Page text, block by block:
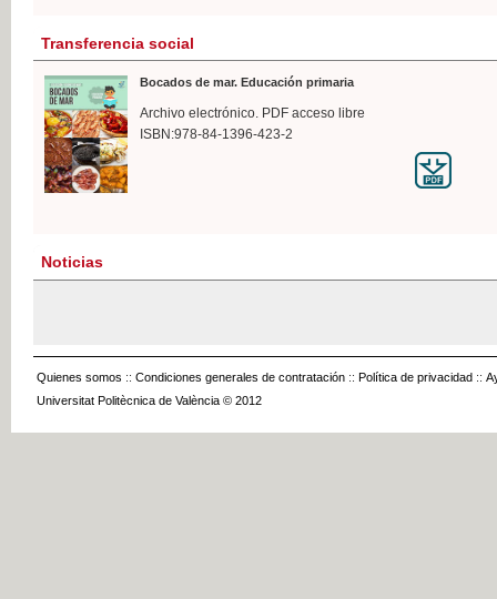
Transferencia social
Bocados de mar. Educación primaria
Archivo electrónico. PDF acceso libre
ISBN:978-84-1396-423-2
Noticias
Quienes somos :: Condiciones generales de contratación :: Política de privacidad ::
Universitat Politècnica de València © 2012